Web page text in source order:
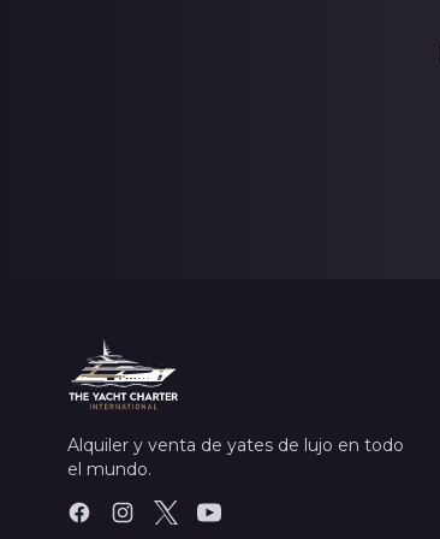
Alquiler y venta de yates de lujo en todo
el mundo.